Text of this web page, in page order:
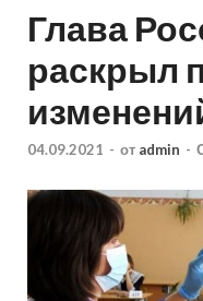
Глава
раскрыл
04.09.2021 - от admin -